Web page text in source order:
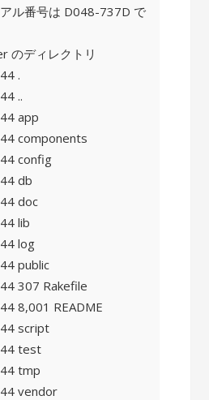
ル番号は D048-737D で
のディレクトリ
.
..
app
components
config
db
doc
lib
log
public
307 Rakefile
8,001 README
script
test
tmp
vendor